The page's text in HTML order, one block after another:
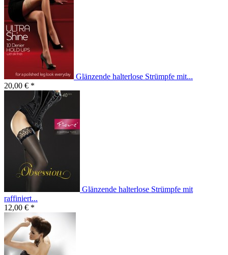
Glänzende halterlose Strümpfe mit...
20,00 € *
Glänzende halterlose Strümpfe mit
raffiniert...
12,00 € *